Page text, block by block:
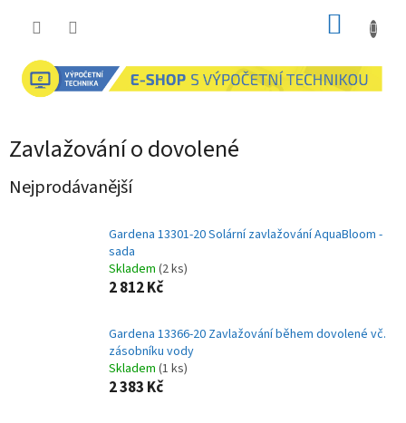
Zavlažování o dovolené
Nejprodávanější
Gardena 13301-20 Solární zavlažování AquaBloom -
sada
Skladem (2 ks)
2 812 Kč
Gardena 13366-20 Zavlažování během dovolené vč.
zásobníku vody
Skladem (1 ks)
2 383 Kč